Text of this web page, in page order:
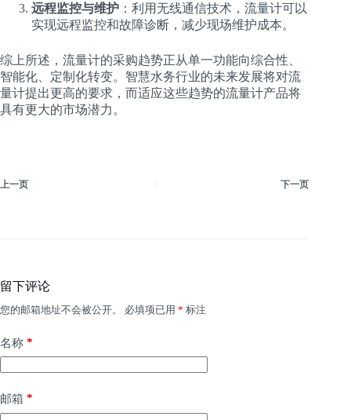
远程监控与维护 ：利用无线通信技术，流量计可以
实现远程监控和故障诊断，减少现场维护成本。
综上所述，流量计的采购趋势正从单一功能向综合性、
智能化、定制化转变。智慧水务行业的未来发展将对流
量计提出更高的要求，而适应这些趋势的流量计产品将
具有更大的市场潜力。
上一页 下一页
留下评论
您的邮箱地址不会被公开。 必填项已用 * 标注
名称 *
邮箱 *